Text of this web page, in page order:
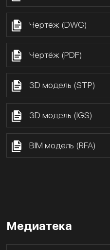
Чертёж (DWG)
Чертёж (PDF)
3D модель (STP)
3D модель (IGS)
BIM модель (RFA)
Медиатека